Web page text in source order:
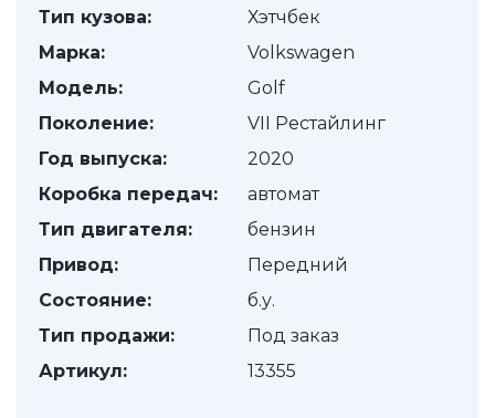
Тип кузова:
Хэтчбек
Марка:
Volkswagen
Модель:
Golf
Поколение:
VII Рестайлинг
Год выпуска:
2020
Коробка передач:
автомат
Тип двигателя:
бензин
Привод:
Передний
Состояние:
б.у.
Тип продажи:
Под заказ
Артикул:
13355